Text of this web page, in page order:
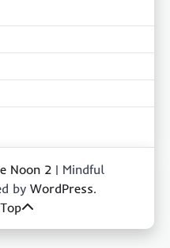
Noon 2 | Mindful
by WordPress.